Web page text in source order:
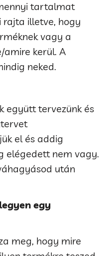
tartalmat
rajta illetve, hogy
vagy a
amire kerül. A
neked.
együtt tervezünk és
el és addig
elégedett nem vagy.
után
egy
meg, hogy mire